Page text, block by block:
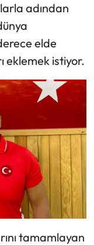
adından
elde
eklemek istiyor.
tamamlayan